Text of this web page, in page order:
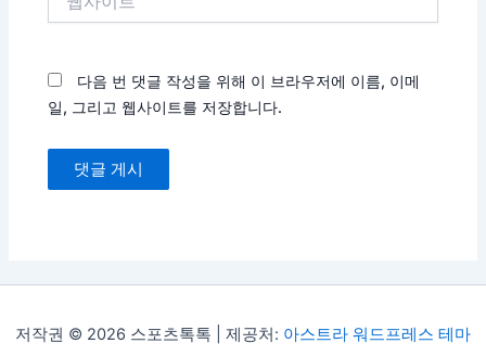
다음 번 댓글 작성을 위해 이 브라우저에 이름, 이메
일, 그리고 웹사이트를 저장합니다.
저작권 © 2026 스포츠톡톡 | 제공처: 아스트라 워드프레스 테마